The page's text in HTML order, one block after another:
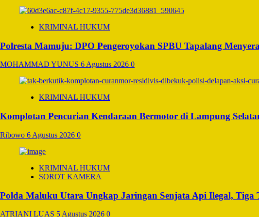
KRIMINAL HUKUM
Polresta Mamuju: DPO Pengeroyokan SPBU Tapalang
MOHAMMAD YUNUS 6 Agustus 2026 0
KRIMINAL HUKUM
Komplotan Pencurian Kendaraan Bermotor di Lampung
Ribowo 6 Agustus 2026 0
KRIMINAL HUKUM
SOROT KAMERA
Polda Maluku Utara Ungkap Jaringan Senjata Api Ilegal,
ATRIANI LUAS 5 Agustus 2026 0